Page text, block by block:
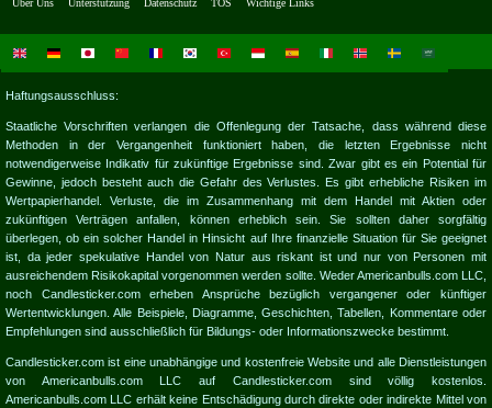
Über Uns Unterstützung Datenschutz TOS Wichtige Links
Haftungsausschluss:
Staatliche Vorschriften verlangen die Offenlegung der Tatsache, dass während diese
Methoden in der Vergangenheit funktioniert haben, die letzten Ergebnisse nicht
notwendigerweise Indikativ für zukünftige Ergebnisse sind. Zwar gibt es ein Potential für
Gewinne, jedoch besteht auch die Gefahr des Verlustes. Es gibt erhebliche Risiken im
Wertpapierhandel. Verluste, die im Zusammenhang mit dem Handel mit Aktien oder
zukünftigen Verträgen anfallen, können erheblich sein. Sie sollten daher sorgfältig
überlegen, ob ein solcher Handel in Hinsicht auf Ihre finanzielle Situation für Sie geeignet
ist, da jeder spekulative Handel von Natur aus riskant ist und nur von Personen mit
ausreichendem Risikokapital vorgenommen werden sollte. Weder Americanbulls.com LLC,
noch Candlesticker.com erheben Ansprüche bezüglich vergangener oder künftiger
Wertentwicklungen. Alle Beispiele, Diagramme, Geschichten, Tabellen, Kommentare oder
Empfehlungen sind ausschließlich für Bildungs- oder Informationszwecke bestimmt.
Candlesticker.com ist eine unabhängige und kostenfreie Website und alle Dienstleistungen
von Americanbulls.com LLC auf Candlesticker.com sind völlig kostenlos.
Americanbulls.com LLC erhält keine Entschädigung durch direkte oder indirekte Mittel von